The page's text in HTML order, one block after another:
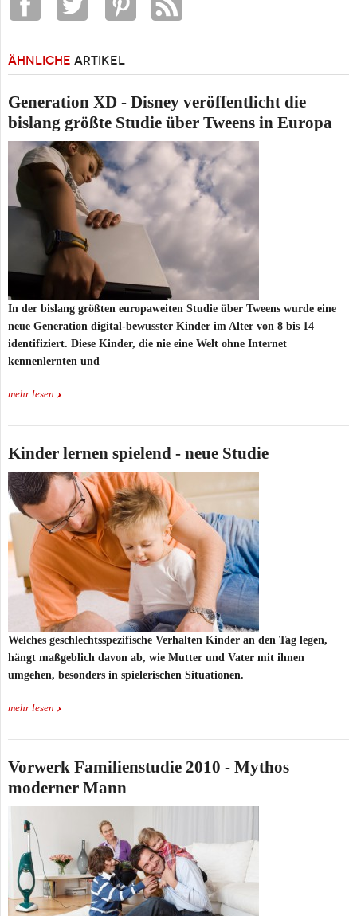
ÄHNLICHE ARTIKEL
Generation XD - Disney veröffentlicht die
bislang größte Studie über Tweens in Europa
In der bislang größten europaweiten Studie über Tweens wurde eine
neue Generation digital-bewusster Kinder im Alter von 8 bis 14
identifiziert. Diese Kinder, die nie eine Welt ohne Internet
kennenlernten und
mehr lesen
Kinder lernen spielend - neue Studie
Welches geschlechtsspezifische Verhalten Kinder an den Tag legen,
hängt maßgeblich davon ab, wie Mutter und Vater mit ihnen
umgehen, besonders in spielerischen Situationen.
mehr lesen
Vorwerk Familienstudie 2010 - Mythos
moderner Mann